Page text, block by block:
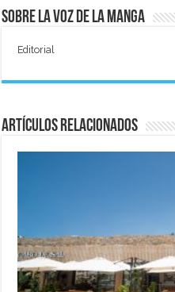
Sobre La Voz de La Manga
Editorial
Artículos relacionados